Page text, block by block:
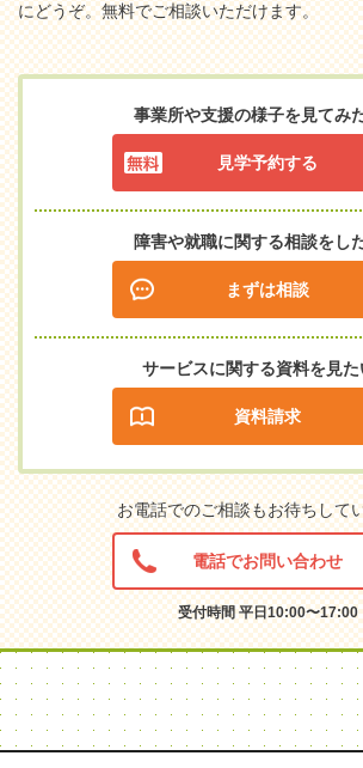
にどうぞ。無料でご相談いただけます。
事業所や支援の様子を見てみ
見学予約する
障害や就職に関する相談をし
まずは相談
サービスに関する資料を見た
資料請求
お電話でのご相談もお待ちして
電話でお問い合わせ
受付時間 平日10:00〜17:00